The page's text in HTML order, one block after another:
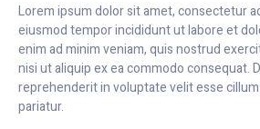
Lorem ipsum dolor sit amet, consectetur
eiusmod tempor incididunt ut labore et
enim ad minim veniam, quis nostrud
nisi ut aliquip ex ea commodo consequat.
reprehenderit in voluptate velit esse
pariatur.